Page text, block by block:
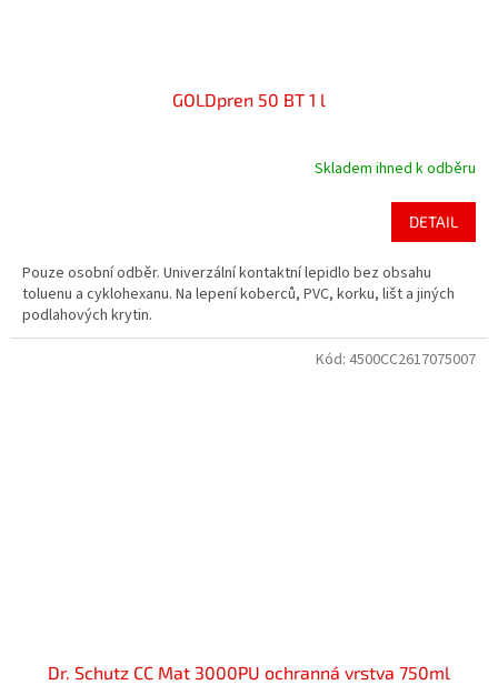
GOLDpren 50 BT 1 l
z
5
hvězdiček.
Skladem ihned k odběru
DETAIL
Pouze osobní odběr. Univerzální kontaktní lepidlo bez obsahu
toluenu a cyklohexanu. Na lepení koberců, PVC, korku, lišt a jiných
podlahových krytin.
Dr. Schutz CC Mat 3000PU ochranná vrstva 750ml
Kód: 4500CC2617075007